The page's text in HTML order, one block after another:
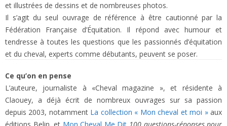
et illustrées de dessins et de nombreuses photos.
Il s’agit du seul ouvrage de référence à être cautionné par la
Fédération Française d’Équitation. Il répond avec humour et
tendresse à toutes les questions que les passionnés d’équitation
et du cheval, experts comme débutants, peuvent se poser.
Ce qu’on en pense
L’auteure, journaliste à «Cheval magazine », et résidente à
Claouey, a déjà écrit de nombreux ouvrages sur sa passion
depuis 2003, notamment La collection « Mon cheval et moi »aux